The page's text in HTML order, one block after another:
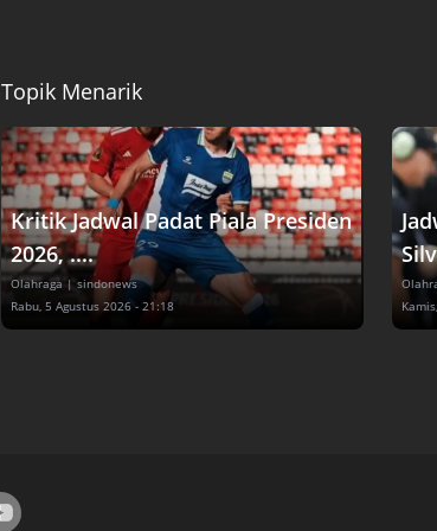
Topik Menarik
Kritik Jadwal Padat Piala Presiden
2026, ....
Olahraga | sindonews
Rabu, 5 Agustus 2026 - 21:18